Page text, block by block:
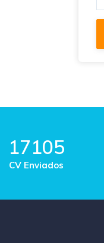
17105
CV Enviados